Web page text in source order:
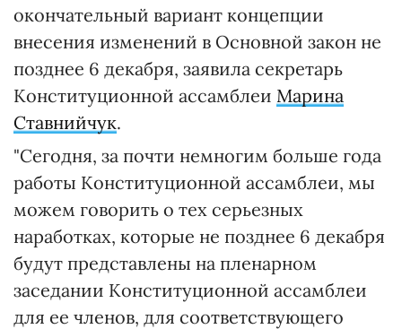
окончательный вариант концепции
внесения изменений в Основной закон не
позднее 6 декабря, заявила секретарь
Конституционной ассамблеи Марина
Ставнийчук.
"Сегодня, за почти немногим больше года
работы Конституционной ассамблеи, мы
можем говорить о тех серьезных
наработках, которые не позднее 6 декабря
будут представлены на пленарном
заседании Конституционной ассамблеи
для ее членов, для соответствующего